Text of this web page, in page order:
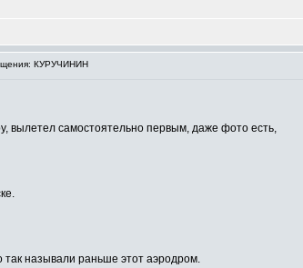
КУРУЧИНИН
вылетел самостоятельно первым, даже фото есть,
так называли раньше этот аэродром.